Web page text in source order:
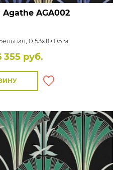
AgatheAGA002
0,53x10,05 м
355 руб.